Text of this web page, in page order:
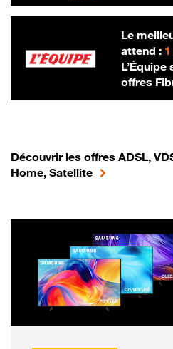
Le
attend :
offres
Découvrir les offres ADSL,
Home, Satellite